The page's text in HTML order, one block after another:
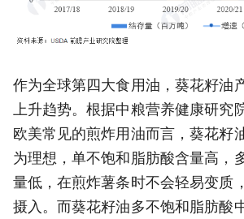
作为全球第四大食用油，葵花籽油
上升趋势。根据中粮营养健康研究
欧美常见的煎炸用油而言，葵花籽
为理想，单不饱和脂肪酸含量高，
量低，在煎炸薯条时不会轻易变质
摄入。而葵花籽油多不饱和脂肪酸